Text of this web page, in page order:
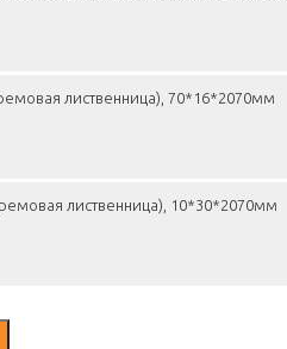
лиственница), 70*16*2070мм
лиственница), 10*30*2070мм